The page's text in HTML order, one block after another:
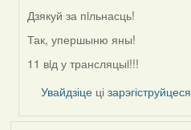
In
reply
by
nataly.d
Дзякуй за пiльнасць!
Так, упершыню яны!
11 вiд у трансляцыi!!!
Увайдзіце цізарэгіструйцеся